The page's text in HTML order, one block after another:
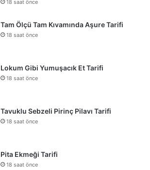
18 saat önce
Tam Ölçü Tam Kıvamında Aşure Tarifi
18 saat önce
Lokum Gibi Yumuşacık Et Tarifi
18 saat önce
Tavuklu Sebzeli Pirinç Pilavı Tarifi
18 saat önce
Pita Ekmeği Tarifi
18 saat önce